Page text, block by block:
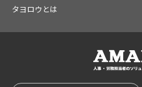
タヨロウとは